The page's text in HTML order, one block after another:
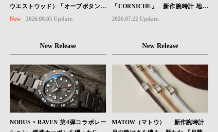
ウエストウッド）「オーブボタン」
コレクションに、⽇本限定カラーの
New 2026.08.05 Update.
「CORNICHE」 - 新作腕時計 地中
海の夏を映す、爽やかなブルーダイ
2026.07.22 Update.
New Release
NODUS × RAVEN 第4弾コラボレー
New Release
MATOW（マトウ） - 新作腕時計 –